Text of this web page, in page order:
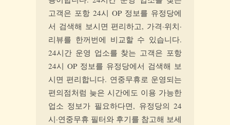
고객은 포항 24시 OP 정보를 유정당에
서 검색해 보시면 편리하고, 가격·위치·
리뷰를 한꺼번에 비교할 수 있습니다.
24시간 운영 업소를 찾는 고객은 포항
24시 OP 정보를 유정당에서 검색해 보
시면 편리합니다. 연중무휴로 운영되는
편의점처럼 늦은 시간에도 이용 가능한
업소 정보가 필요하다면, 유정당의 24
시·연중무휴 필터와 후기를 참고해 보세